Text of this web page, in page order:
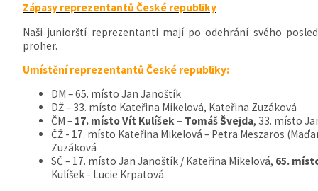
Zápasy reprezentantů České republiky
Naši juniorští reprezentanti mají po odehrání svého
proher.
Umístění reprezentantů České republiky:
DM – 65. místo Jan Janoštík
DŽ – 33. místo Kateřina Mikelová, Kateřina Zuzáková
ČM – 17. místo Vít Kulíšek – Tomáš Švejda, 33. místo
ČŽ - 17. místo Kateřina Mikelová – Petra Meszaros
Zuzáková
SČ – 17. místo Jan Janoštík / Kateřina Mikelová, 65.
Kulíšek - Lucie Krpatová